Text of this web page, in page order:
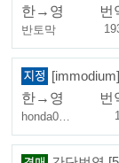
한→영
번
반토막
한→영
번
honda0…